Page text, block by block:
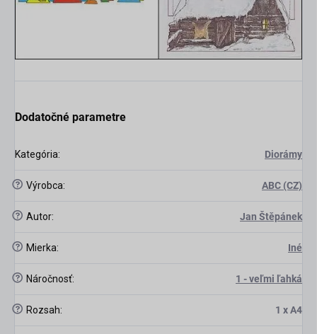
Dodatočné parametre
Kategória: Diorámy
? Výrobca: ABC (CZ)
? Autor: Jan Štěpánek
? Mierka: Iné
? Náročnosť: 1 - veľmi ľahká
? Rozsah: 1 x A4